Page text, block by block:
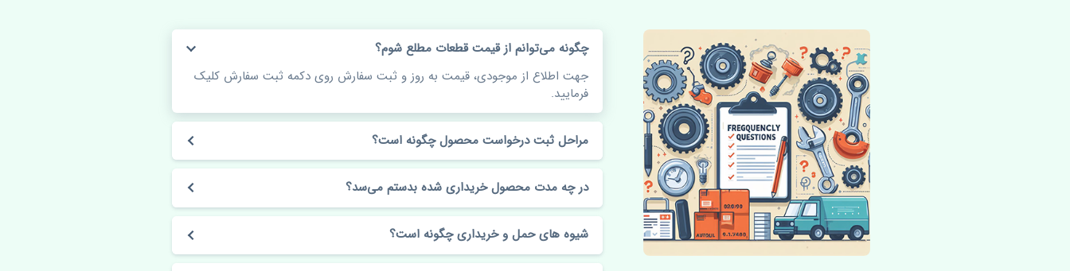
چگونه می‌توانم از قیمت قطعات مطلع شوم؟
جهت اطلاع از موجودی، قیمت به روز و ثبت سفارش روی دکمه ثبت سفارش کلیک
فرمایید.
مراحل ثبت درخواست محصول چگونه است؟
در چه مدت محصول خریداری شده بدستم می‌سد؟
شیوه های حمل و خریداری چگونه است؟